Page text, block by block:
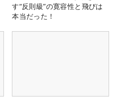
す“反則級”の寛容性と飛びは
本当だった！